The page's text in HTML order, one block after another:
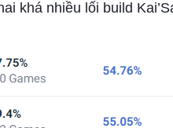
khá nhiều lối build